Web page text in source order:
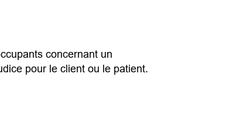
concernant un
pour le client ou le patient.